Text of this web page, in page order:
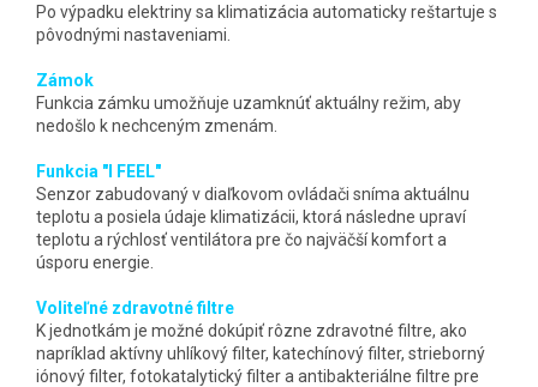
Po výpadku elektriny sa klimatizácia automaticky reštartuje s
pôvodnými nastaveniami.
Zámok
Funkcia zámku umožňuje uzamknúť aktuálny režim, aby
nedošlo k nechceným zmenám.
Funkcia "I FEEL"
Senzor zabudovaný v diaľkovom ovládači sníma aktuálnu
teplotu a posiela údaje klimatizácii, ktorá následne upraví
teplotu a rýchlosť ventilátora pre čo najväčší komfort a
úsporu energie.
Voliteľné zdravotné filtre
K jednotkám je možné dokúpiť rôzne zdravotné filtre, ako
napríklad aktívny uhlíkový filter, katechínový filter, strieborný
iónový filter, fotokatalytický filter a antibakteriálne filtre pre